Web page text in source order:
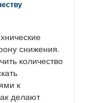
снижения.
количество
к
делают